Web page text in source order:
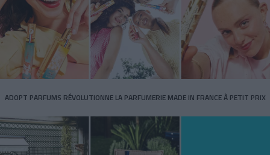
ADOPT PARFUMS RÉVOLUTIONNE LA PARFUMERIE MADE IN FRANCE À PETIT PRIX